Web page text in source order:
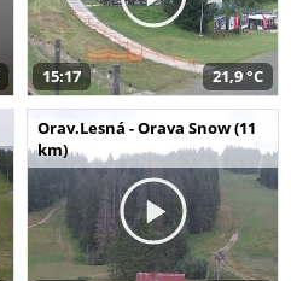
15:17 21,9 °C
Orav.Lesná - Orava Snow (11
km)